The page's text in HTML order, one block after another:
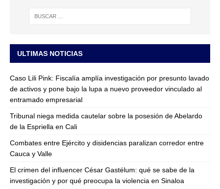
ULTIMAS NOTICIAS
Caso Lili Pink: Fiscalía amplía investigación por presunto lavado
de activos y pone bajo la lupa a nuevo proveedor vinculado al
entramado empresarial
Tribunal niega medida cautelar sobre la posesión de Abelardo
de la Espriella en Cali
Combates entre Ejército y disidencias paralizan corredor entre
Cauca y Valle
El crimen del influencer César Gastélum: qué se sabe de la
investigación y por qué preocupa la violencia en Sinaloa